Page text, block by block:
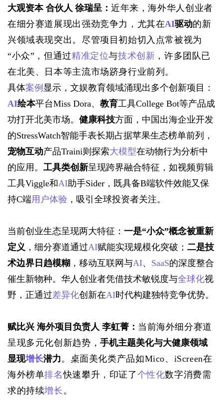
大观资本 合伙人 徐瑞呈： 近年来，海外华人创业者
在细分赛道展现出强劲竞争力，尤其在AI驱动的新
兴领域表现突出。尽管项目初始切入点常被视为
“小众”，但通过精准定位与技术创新 ，许多团队已
在北美、日本等主流市场跻身行业前列。
具体案例 显示，文娱教育领域涌现出多个创新项目：
AI绘本平台Miss Dora、 教育工具College Bot等产品成
功打开北美市场。 健康科技方面，中国出海企业开发
的StressWatch智能手表长期占据苹果生态榜单前列，
宠物互动产品Traini则探索大模型在动物行为分析中
的应用。 工具类创新呈现跨界融合特征，如视频剪辑
工具Viggle和AI助手Sider，既具备B端软件效能又保
持C端用户体验 ，吸引全球投资者关注。
当前创业生态呈现两大特征： 一是“小众”概念被重新
定义 ，细分赛道通过AI赋能实现规模化突破； 二是技
术边界日趋模糊 ，移动互联网与AI、 SaaS的深度整合
催生新物种。华人创业者凭借技术敏锐度与全球化视
野，正通过差异化创新在AI时代构建独特竞争优势。
赋比兴 海外项目负责人 李虹菁： 当前海外细分赛道
呈现多元化创新趋势，手机主题美化与大健康领域
显现增长潜力。桌面美化类产品如Mico、iScreen在
海外榜单排名快速攀升，印证了个性化数字消费需
求的持续增长。